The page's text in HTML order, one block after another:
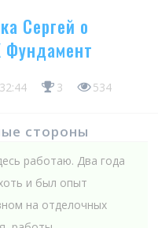
Сергей о
Фундамент
3 534
стороны
работаю. Два года
и был опыт
на отделочных